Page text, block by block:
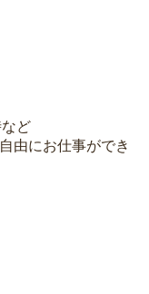
ど
由にお仕事ができ